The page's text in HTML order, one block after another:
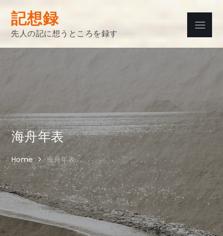
content
記想録
先人の記に想うところを録す
Menu
海舟年表
Home 海舟年表